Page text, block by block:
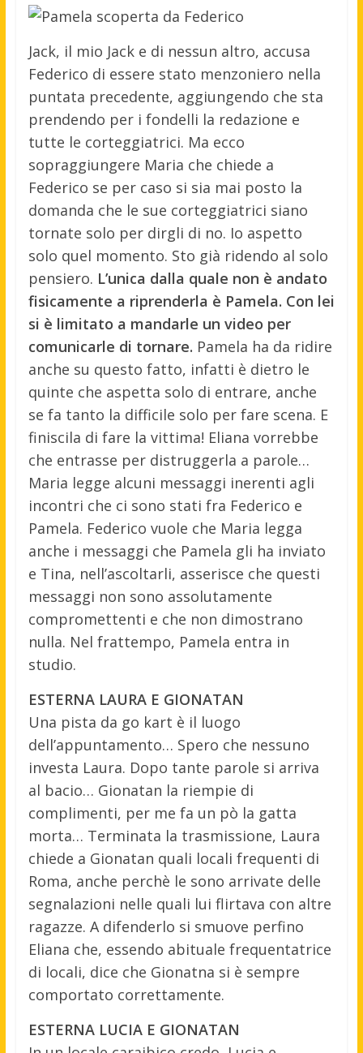
Jack, il mio Jack e di nessun altro, accusa
Federico di essere stato menzoniero nella
puntata precedente, aggiungendo che sta
prendendo per i fondelli la redazione e
tutte le corteggiatrici. Ma ecco
sopraggiungere Maria che chiede a
Federico se per caso si sia mai posto la
domanda che le sue corteggiatrici siano
tornate solo per dirgli di no. Io aspetto
solo quel momento. Sto già ridendo al solo
pensiero. L’unica dalla quale non è andato
fisicamente a riprenderla è Pamela. Con lei
si è limitato a mandarle un video per
comunicarle di tornare. Pamela ha da ridire
anche su questo fatto, infatti è dietro le
quinte che aspetta solo di entrare, anche
se fa tanto la difficile solo per fare scena. E
finiscila di fare la vittima! Eliana vorrebbe
che entrasse per distruggerla a parole…
Maria legge alcuni messaggi inerenti agli
incontri che ci sono stati fra Federico e
Pamela. Federico vuole che Maria legga
anche i messaggi che Pamela gli ha inviato
e Tina, nell’ascoltarli, asserisce che questi
messaggi non sono assolutamente
compromettenti e che non dimostrano
nulla. Nel frattempo, Pamela entra in
studio.
ESTERNA LAURA E GIONATAN
Una pista da go kart è il luogo
dell’appuntamento… Spero che nessuno
investa Laura. Dopo tante parole si arriva
al bacio… Gionatan la riempie di
complimenti, per me fa un pò la gatta
morta… Terminata la trasmissione, Laura
chiede a Gionatan quali locali frequenti di
Roma, anche perchè le sono arrivate delle
segnalazioni nelle quali lui flirtava con altre
ragazze. A difenderlo si smuove perfino
Eliana che, essendo abituale frequentatrice
di locali, dice che Gionatna si è sempre
comportato correttamente.
ESTERNA LUCIA E GIONATAN